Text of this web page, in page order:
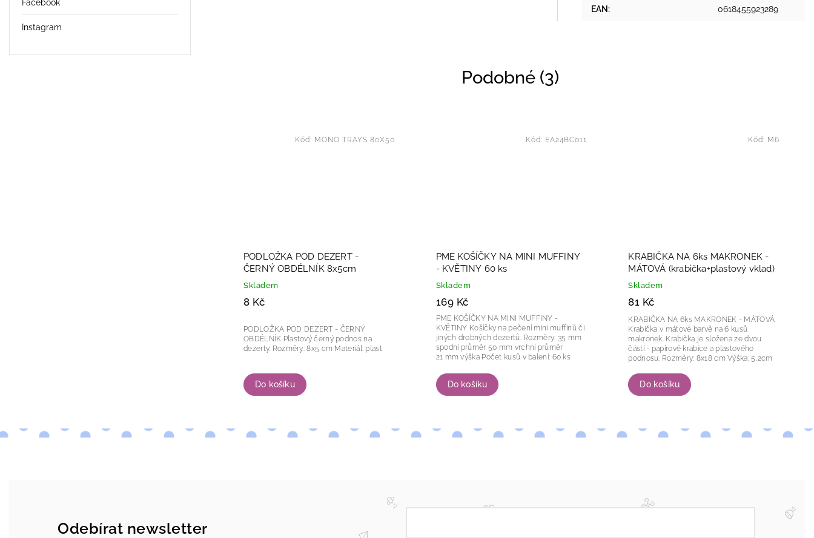
Facebook
Instagram
EAN : 0618455923289
Podobné (3)
PODLOŽKA POD DEZERT -
ČERNÝ OBDÉLNÍK 8x5cm
Skladem
8 Kč
Do košíku
PODLOŽKA POD DEZERT - ČERNÝ
OBDÉLNÍK Plastový černý podnos na
Kód: MONO TRAYS 80X50
PME KOŠÍČKY NA MINI MUFFINY
- KVĚTINY 60 ks
Skladem
169 Kč
Do košíku
PME KOŠÍČKY NA MINI MUFFINY -
KVĚTINY Košíčky na pečení mini muffinů či
jiných drobných dezertů. Rozměry: 35 mm
spodní průměr 50 mm vrchní průměr
21 mm výška Počet kusů v balení: 60 ks
Kód: EA24BC011
KRABIČKA NA 6ks MAKRONEK -
MÁTOVÁ (krabička+plastový vklad)
Skladem
81 Kč
Do košíku
KRABIČKA NA 6ks MAKRONEK - MÁTOVÁ
Krabička v mátové barvě na 6 kusů
makronek. Krabička je složena ze dvou
částí - papírové krabice a plastového
podnosu. Rozměry: 8x18 cm Výška: 5,2cm
Kód: M6
Odebírat newsletter